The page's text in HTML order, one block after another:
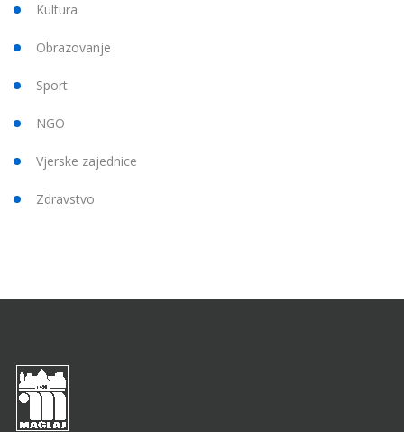
Kultura
Obrazovanje
Sport
NGO
Vjerske zajednice
Zdravstvo